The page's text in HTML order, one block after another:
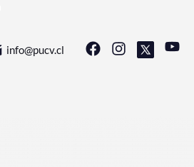
info@pucv.cl